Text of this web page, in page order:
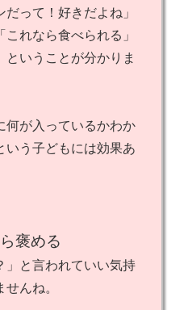
って！好きだよね」
れなら食べられる」
ということが分かりま
何が入っているかわか
いう子どもには効果あ
褒める
」と言われていい気持
んね。